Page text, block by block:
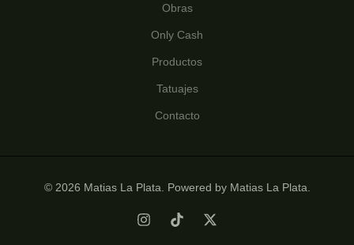
Obras
Only Cash
Productos
Tatuajes
Contacto
© 2026 Matias La Plata. Powered by Matias La Plata.